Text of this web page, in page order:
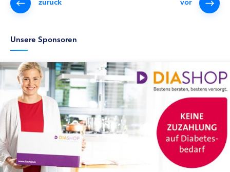
Unsere Sponsoren